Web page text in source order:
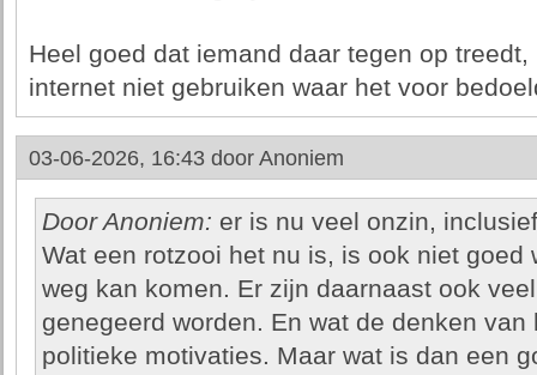
Heel goed dat iemand daar tegen op
internet niet gebruiken waar het voor
03-06-2026, 16:43 door Anoniem
Door Anoniem: er is nu veel onzin,
Wat een rotzooi het nu is, is ook niet goed
weg kan komen. Er zijn daarnaast ook
genegeerd worden. En wat de denken
politieke motivaties. Maar wat is dan een